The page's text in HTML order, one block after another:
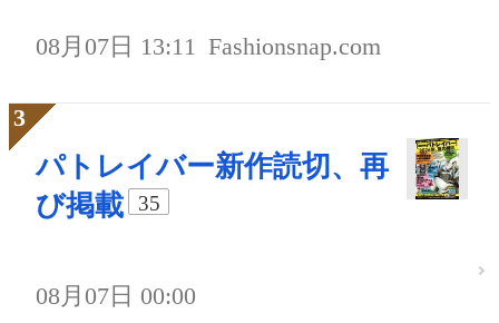
08月07日 13:11 Fashionsnap.com
パトレイバー新作読切、再
び掲載
35
08月07日 00:00